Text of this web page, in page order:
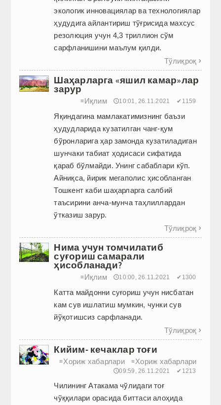
экологик инновациялар ва технологиялар
ҳудудига айлантириш тўғрисида махсус
резолюция учун 4,3 триллион сўм
сарфланишини маълум қилди.
Тўлиқроқ 
Шаҳарларга «яшил камар»лар
зарур
≡Иқлим 🕔10:01, 26.11.2021 ✔1159
Яқиндагина мамлакатимизнинг баъзи
ҳудудларида кузатилган чанг-қум
бўронларига ҳар замонда кузатиладиган
шунчаки табиат ҳодисаси сифатида
қараб бўлмайди. Унинг сабаблари кўп.
Айниқса, йирик мегаполис ҳисобланган
Тошкент каби шаҳарларга салбий
таъсирини анча-мунча таҳлиллардан
ўтказиш зарур.
Тўлиқроқ 
Нима учун томчилатиб
суғориш самарали
ҳисобланади?
≡Иқлим 🕔10:00, 26.11.2021 ✔1300
Катта майдонни суғориш учун нисбатан
кам сув ишлатиш мумкин, чунки сув
йўқотишсиз сарфланади.
Тўлиқроқ 
Кийим- кечаклар тоғи
≡Хориж хабарлари ≡Хориж хабарлари
🕔09:59, 26.11.2021 ✔1213
Чилининг Атакама чўлидаги тоғ
чўққилари орасида биттаси алоҳида